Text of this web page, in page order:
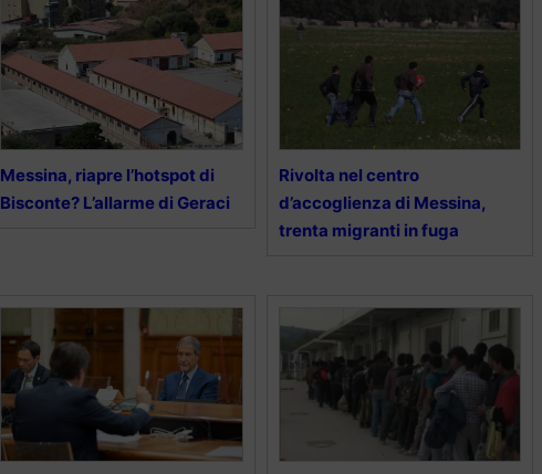
Messina, riapre l’hotspot di
Bisconte? L’allarme di Geraci
Rivolta nel centro
d’accoglienza di Messina,
trenta migranti in fuga